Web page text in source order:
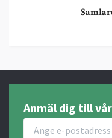
Anmäl dig till